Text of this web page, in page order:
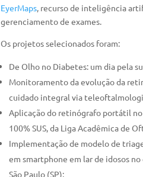
EyerMaps, recurso de inteligência
gerenciamento de exames.
Os projetos selecionados foram:
De Olho no Diabetes: um dia pela
Monitoramento da evolução da
cuidado integral via
Aplicação do retinógrafo portátil
100% SUS, da Liga Acadêmica de
Implementação de modelo de
em smartphone em lar de idosos
São Paulo (SP);